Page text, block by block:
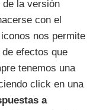
la versión
con el
nos permite
efectos que
tenemos una
click en una
a